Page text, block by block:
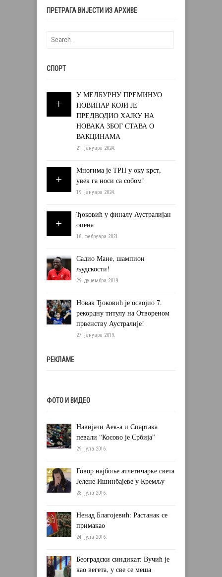
ПРЕТРАГА ВИЈЕСТИ ИЗ АРХИВЕ
СПОРТ
У МЕЛБУРНУ ПРЕМИНУО
НОВИНАР КОЈИ ЈЕ
ПРЕДВОДИО ХАЈКУ НА
НОВАКА ЗБОГ СТАВА О
ВАКЦИНАМА
21. јануара 2024.
Многима је ТРН у оку крст,
увек га носи са собом!
19. јануара 2024.
Ђоковић у финалу Аустралијан
опена
18. фебруара 2021.
Садио Мане, шампион
људскости!
29. децембра 2019.
Новак Ђоковић је освојио 7.
рекордну титулу на Отвореном
првенству Аустралије!
27. јануара 2019.
РЕКЛАМЕ
ФОТО И ВИДЕО
Навијачи Аек-а и Спартака
певали “Косово је Србија”
29. јула 2016.
Говор најбоље атлетичарке света
Јелене Ишинбајеве у Кремљу
28. јула 2016.
Ненад Благојевић: Растанак се
примакао
24. јула 2016.
Београдски синдикат: Вучић је
као вегета, у све се меша